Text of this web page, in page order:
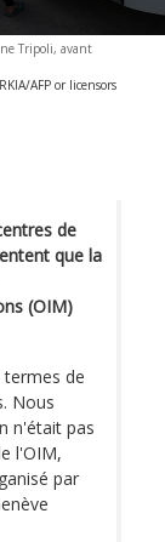
Tripoli, avant
AFP or licensors
de
que la
(OIM)
de
Nous
n'était pas
l'OIM,
par